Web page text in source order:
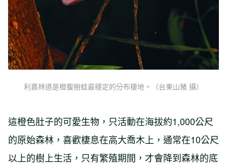
利嘉林道是橙腹樹蛙最穩定的分布棲地。（台東山豬 攝）
這橙色肚子的可愛生物，只活動在海拔約1,000公尺
的原始森林，喜歡棲息在高大喬木上，通常在10公尺
以上的樹上生活，只有繁殖期間，才會降到森林的底